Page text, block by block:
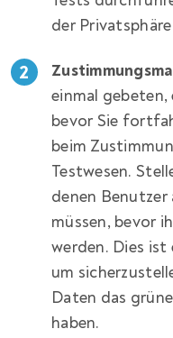
der
einmal gebeten,
bevor Sie
beim
Testwesen.
denen Benutzer
müssen, bevor
werden. Dies
um
Daten das
haben.